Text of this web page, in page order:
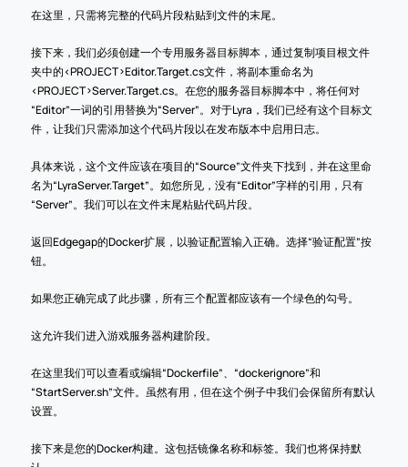
在这里，只需将完整的代码片段粘贴到文件的末尾。
接下来，我们必须创建一个专用服务器目标脚本，通过复制项目根文件
夹中的<PROJECT>Editor.Target.cs文件，将副本重命名为
<PROJECT>Server.Target.cs。在您的服务器目标脚本中，将任何对
“Editor”一词的引用替换为“Server”。对于Lyra，我们已经有这个目标文
件，让我们只需添加这个代码片段以在发布版本中启用日志。
具体来说，这个文件应该在项目的“Source”文件夹下找到，并在这里命
名为“LyraServer.Target”。如您所见，没有“Editor”字样的引用，只有
“Server”。我们可以在文件末尾粘贴代码片段。
返回Edgegap的Docker扩展，以验证配置输入正确。选择“验证配置”按
钮。
如果您正确完成了此步骤，所有三个配置都应该有一个绿色的勾号。
这允许我们进入游戏服务器构建阶段。
在这里我们可以查看或编辑“Dockerfile”、“dockerignore”和
“StartServer.sh”文件。虽然有用，但在这个例子中我们会保留所有默认
设置。
接下来是您的Docker构建。这包括镜像名称和标签。我们也将保持默